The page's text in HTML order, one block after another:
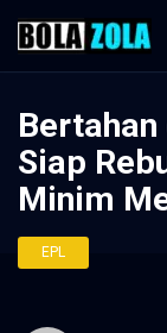
Bertahan
Siap
Minim
EPL